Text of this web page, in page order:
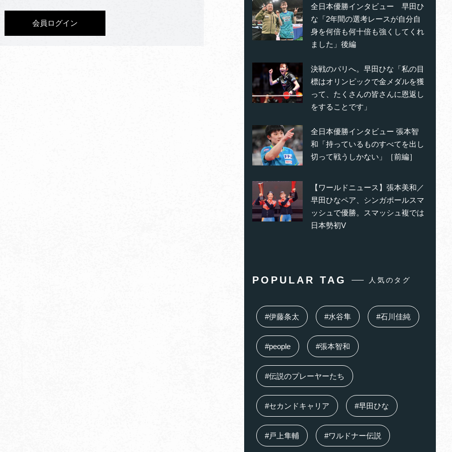
会員ログイン
全日本優勝インタビュー 早田ひ
な「2年間の選考レースが自分自
身を何倍も何十倍も強くしてくれ
ました」後編
決戦のパリへ。早田ひな「私の目
標はオリンピックで金メダルを獲
って、たくさんの皆さんに恩返し
をすることです」
全日本優勝インタビュー 張本智
和「持っているものすべてを出し
切って戦うしかない」［前編］
【ワールドニュース】張本美和／
早田ひなペア、シンガポールスマ
ッシュで優勝。スマッシュ複では
日本勢初V
POPULAR TAG 人気のタグ
#伊藤条太 #水谷隼 #石川佳純
#people #張本智和
#伝説のプレーヤーたち
#セカンドキャリア #早田ひな
#戸上隼輔 #ワルドナー伝説